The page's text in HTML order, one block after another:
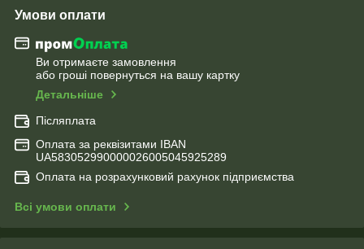
Умови оплати
Ви отримаєте замовлення
або гроші повернуться на вашу картку
Детальніше
Післяплата
Оплата за реквізитами IBAN
UA583052990000026005045925289
Оплата на розрахунковий рахунок підприємства
Всі умови оплати